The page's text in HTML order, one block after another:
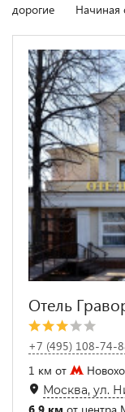
дорогие
Начиная
Отель
+7 (495) 108-74-
1 км от
Москва, ул.